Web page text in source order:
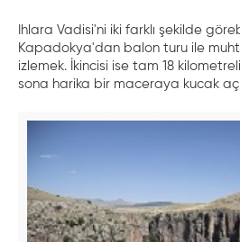
Ihlara Vadisi'ni iki farklı şekilde
Kapadokya'dan balon turu ile
izlemek. İkincisi ise tam 18
sona harika bir maceraya kucak